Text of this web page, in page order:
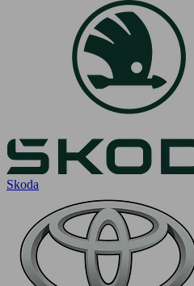
Skoda